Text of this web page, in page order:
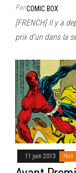
ParCOMIC BOX
[FRENCH] Il y a
prix d’un dans la
11 juin 2013 Non